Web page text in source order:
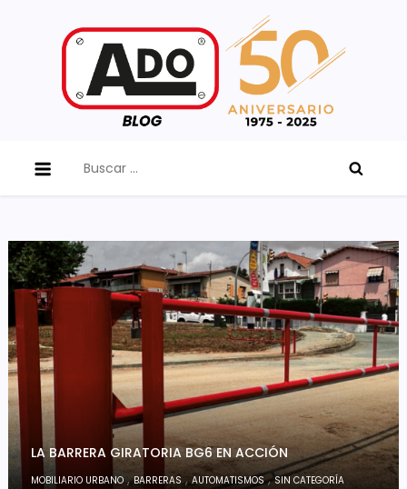
LA BARRERA GIRATORIA BG6 EN ACCIÓN
MOBILIARIO URBANO,BARRERAS ,AUTOMATISMOS,SIN CATEGORÍA